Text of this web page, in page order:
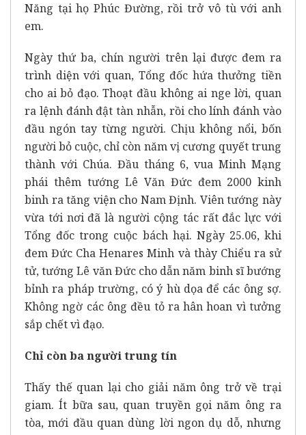
Năng tại họ Phúc Đường, rồi trở vô tù với anh
em.
Ngày thứ ba, chín người trên lại được đem ra
trình diện với quan, Tổng đốc hứa thưởng tiền
cho ai bỏ đạo. Thoạt đầu không ai nge lời, quan
ra lệnh đánh đật tàn nhẫn, rồi cho lính đánh vào
đầu ngón tay từng người. Chịu không nổi, bốn
người bỏ cuộc, chỉ còn năm vị cương quyết trung
thành với Chúa. Đầu tháng 6, vua Minh Mạng
phái thêm tướng Lê Văn Đức đem 2000 kinh
binh ra tăng viện cho Nam Định. Viên tướng này
vừa tới nơi đã là người cộng tác rất đắc lực với
Tổng đốc trong cuộc bách hại. Ngày 25.06, khi
đem Đức Cha Henares Minh và thày Chiểu ra sử
tử, tướng Lê văn Đức cho dẫn năm binh sĩ bướng
bỉnh ra pháp trường, có ý hù dọa để các ông sợ.
Không ngờ các ông đều tỏ ra hân hoan vì tưởng
sắp chết vì đạo.
Chỉ còn ba người trung tín
Thấy thế quan lại cho giải năm ông trở về trại
giam. Ít bữa sau, quan truyền gọi năm ông ra
tòa, mới đầu quan dùng lời ngon dụ dỗ, nhưng